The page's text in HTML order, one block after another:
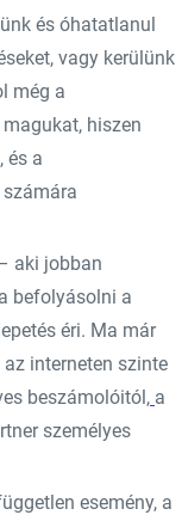
és óhatatlanul
vagy kerülünk
még a
hiszen
és a
aki jobban
befolyásolni a
éri. Ma már
interneten szinte
beszámolóitól, a
személyes
esemény, a